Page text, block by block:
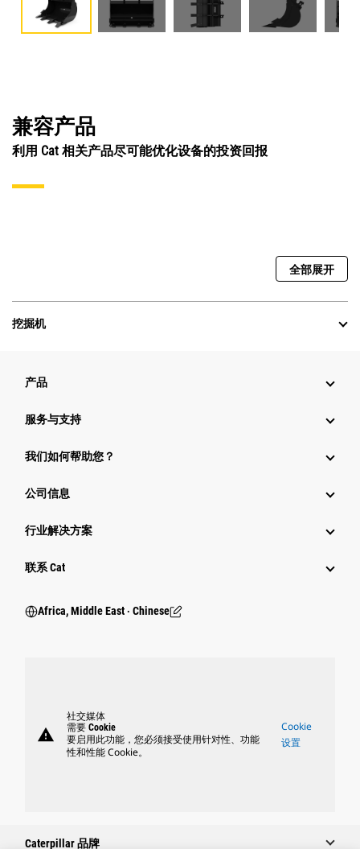
兼容产品
利用 Cat 相关产品尽可能优化设备的投资回报
全部展开
挖掘机
产品
服务与支持
我们如何帮助您？
公司信息
行业解决方案
行业
联系 Cat
Africa, Middle East ‧ Chinese
warning
社交媒体
需要 Cookie
要启用此功能，您必须接受使用针对性、功能
性和性能 Cookie。
Cookie
设置
Caterpillar 品牌